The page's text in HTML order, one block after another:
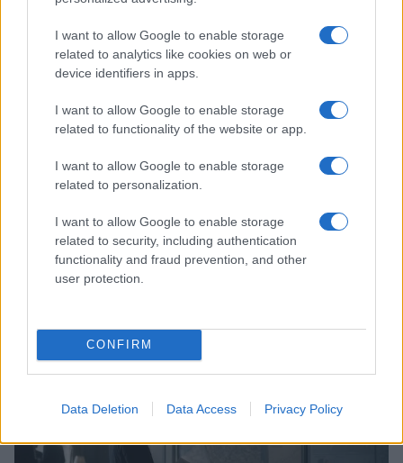
I want to allow Google to enable storage
related to analytics like cookies on web or
device identifiers in apps.
I want to allow Google to enable storage
related to functionality of the website or app.
I want to allow Google to enable storage
related to personalization.
I want to allow Google to enable storage
related to security, including authentication
functionality and fraud prevention, and other
user protection.
CONFIRM
Data Deletion Data Access Privacy Policy
Rasoio elettrico Braun Serie 3 310s: recensione e
caratteristiche principali